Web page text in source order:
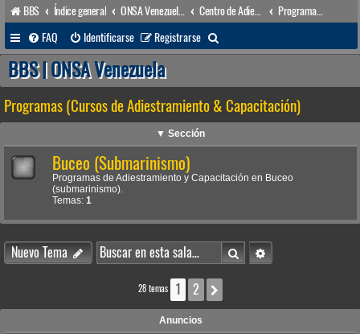
BBS Índice general Centro de Adiestramiento & Capacitación (órgano académico)
FAQ
Identificarse Registrarse
u
c
a
r
BBS | ONSA Venezuela
Programas (Cursos de Adiestramiento & Capacitación)
▼ Sección
Buceo (Submarinismo)
Programas de Adiestramiento y Capacitación en Buceo
(submarinismo).
Temas: 1
Nuevo Tema BuscarBúsqueda avanzada
28 temas 1 2
Anuncios